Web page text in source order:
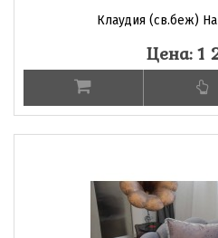
Клаудия (св.беж)
Цена: 1